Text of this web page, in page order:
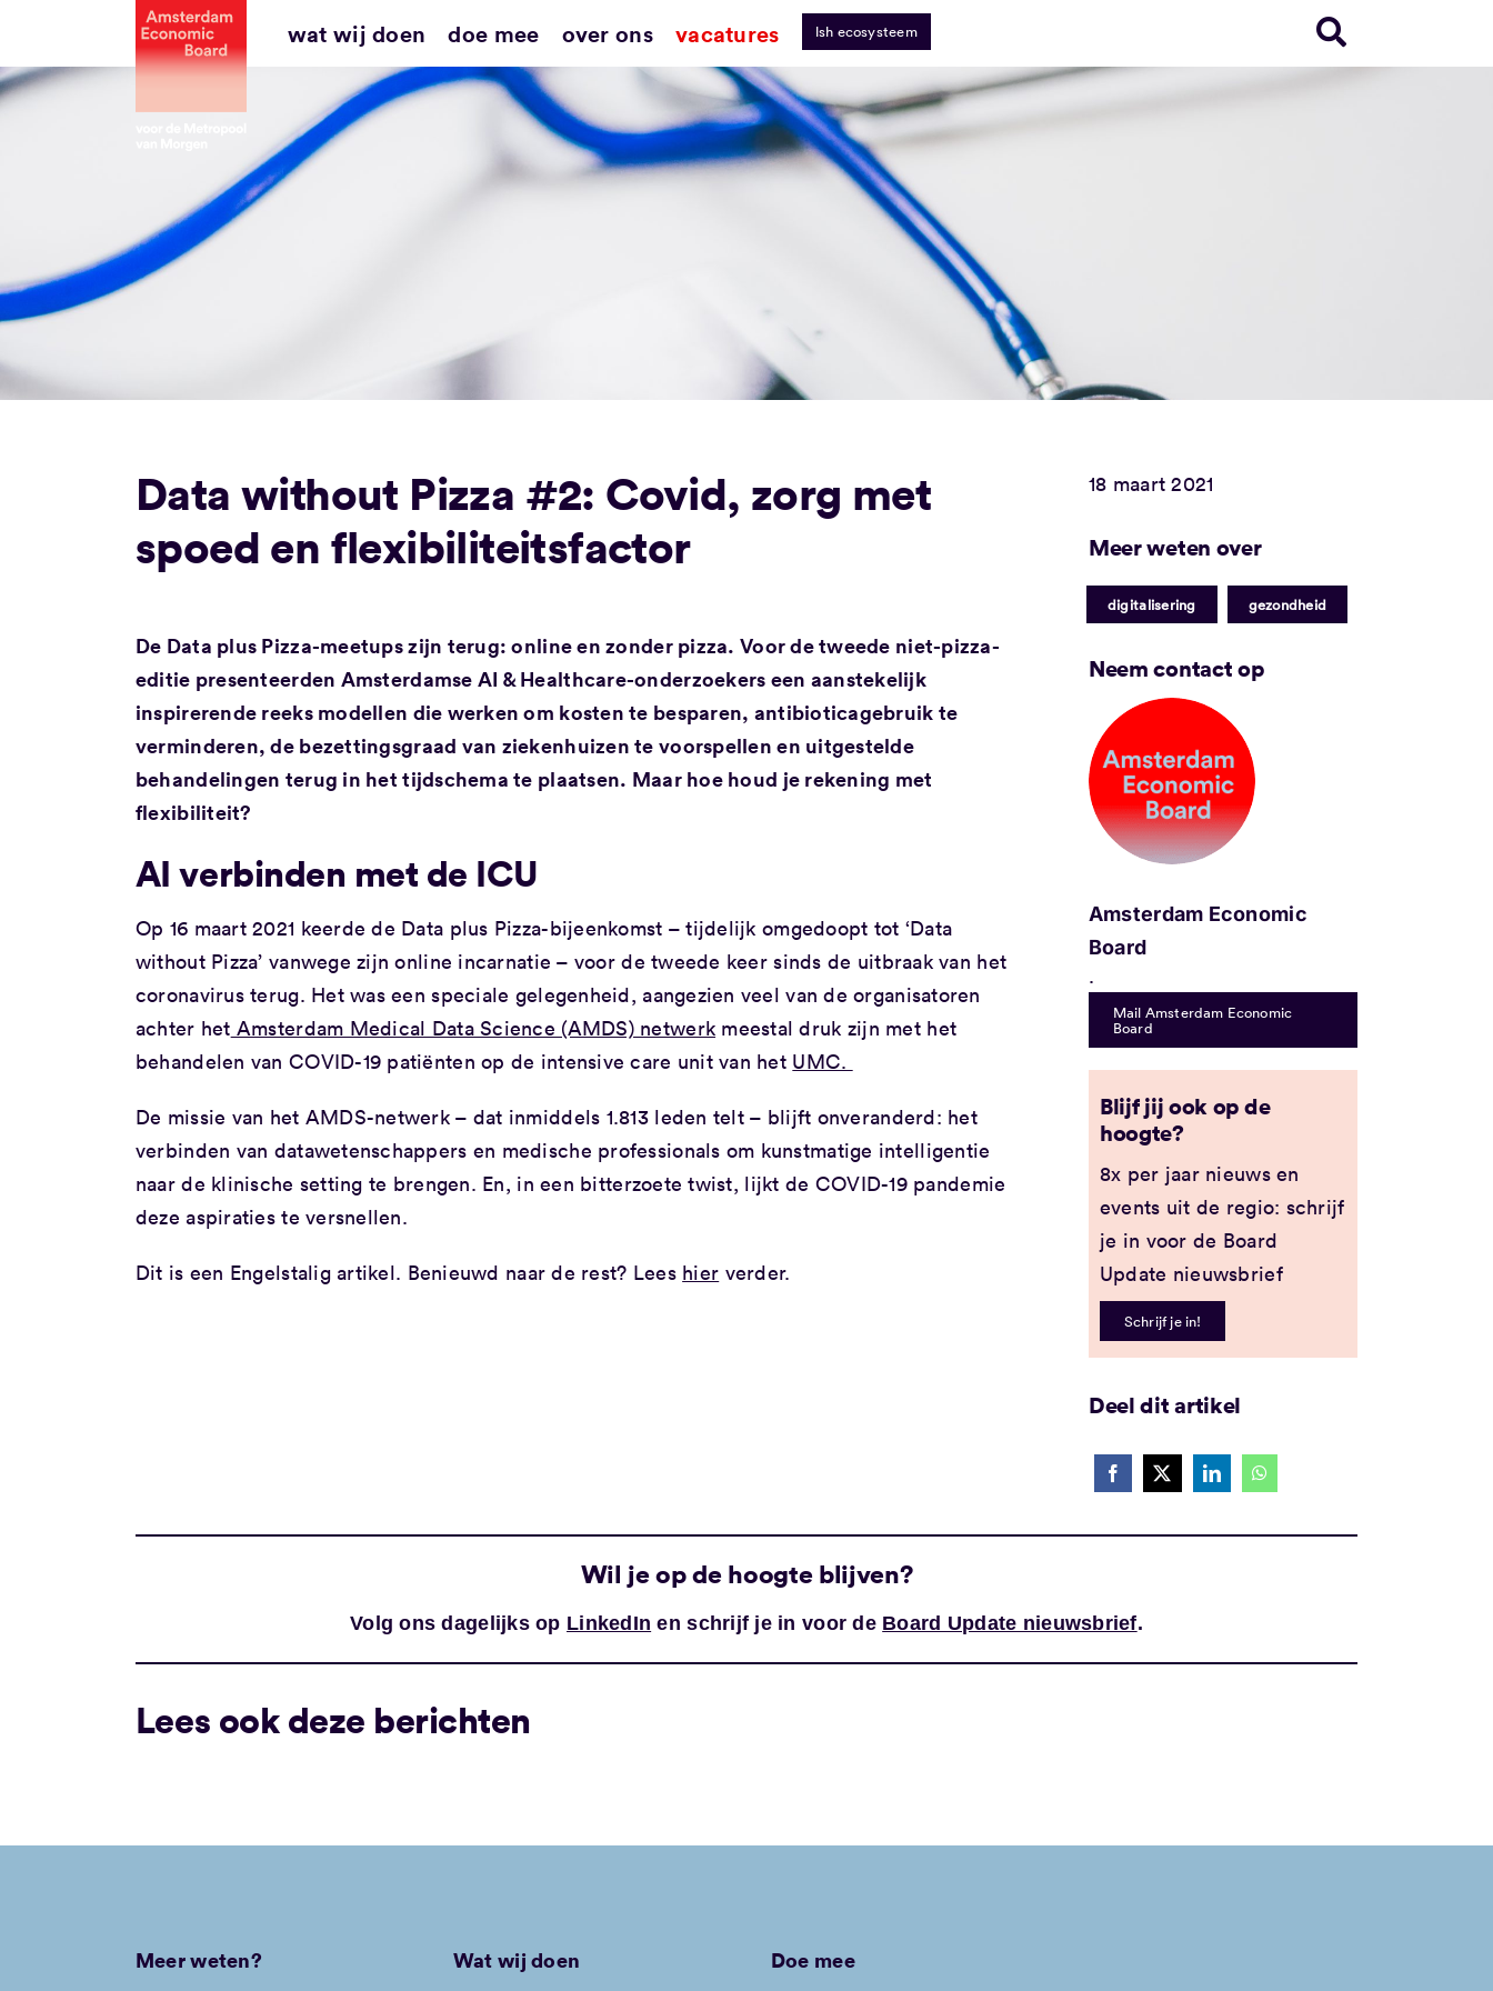
inhoud
wat wij doen doe mee over ons vacatures lsh ecosysteem
Data without Pizza #2: Covid, zorg met
spoed en flexibiliteitsfactor
De Data plus Pizza-meetups zijn terug: online en zonder pizza. Voor de tweede niet-pizza-
editie presenteerden Amsterdamse AI & Healthcare-onderzoekers een aanstekelijk
inspirerende reeks modellen die werken om kosten te besparen, antibioticagebruik te
verminderen, de bezettingsgraad van ziekenhuizen te voorspellen en uitgestelde
behandelingen terug in het tijdschema te plaatsen. Maar hoe houd je rekening met
flexibiliteit?
AI verbinden met de ICU
Op 16 maart 2021 keerde de Data plus Pizza-bijeenkomst – tijdelijk omgedoopt tot ‘Data
without Pizza’ vanwege zijn online incarnatie – voor de tweede keer sinds de uitbraak van het
coronavirus terug. Het was een speciale gelegenheid, aangezien veel van de organisatoren
achter het Amsterdam Medical Data Science (AMDS) netwerk meestal druk zijn met het
behandelen van COVID-19 patiënten op de intensive care unit van het UMC.
De missie van het AMDS-netwerk – dat inmiddels 1.813 leden telt – blijft onveranderd: het
verbinden van datawetenschappers en medische professionals om kunstmatige intelligentie
naar de klinische setting te brengen. En, in een bitterzoete twist, lijkt de COVID-19 pandemie
deze aspiraties te versnellen.
Dit is een Engelstalig artikel. Benieuwd naar de rest? Lees hier verder.
18 maart 2021
Meer weten over
digitalisering gezondheid
Neem contact op
Amsterdam Economic
Board
.
Mail Amsterdam Economic
Board
Blijf jij ook op de
hoogte?
8x per jaar nieuws en
events uit de regio: schrijf
je in voor de Board
Update nieuwsbrief
Schrijf je in!
Deel dit artikel
Wil je op de hoogte blijven?
Volg ons dagelijks op LinkedIn en schrijf je in voor de Board Update nieuwsbrief.
Lees ook deze berichten
Meer weten? Wat wij doen Doe mee